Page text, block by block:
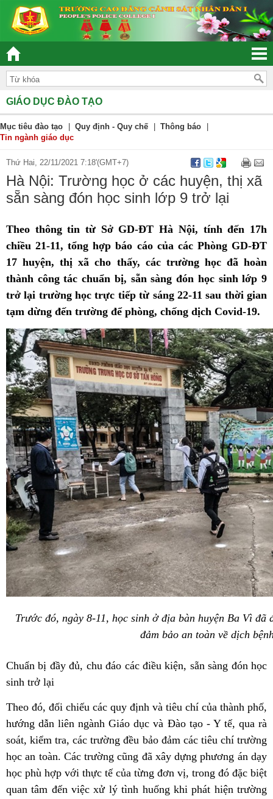
“ĐOÀN KẾT – DÂN CHỦ - KỶ CƯƠNG – TRÁCH NHIỆM
GIÁO DỤC ĐÀO TẠO
Mục tiêu đào tạo Quy định - Quy chế Thông báo
Tin ngành giáo dục
Thứ Hai, 22/11/2021 7:18'(GMT+7)
Hà Nội: Trường học ở các huyện, thị xã
sẵn sàng đón học sinh lớp 9 trở lại
Theo thông tin từ Sở GD-ĐT Hà Nội, tính đến 17h
chiều 21-11, tổng hợp báo cáo của các Phòng GD-ĐT
17 huyện, thị xã cho thấy, các trường học đã hoàn
thành công tác chuẩn bị, sẵn sàng đón học sinh lớp 9
trở lại trường học trực tiếp từ sáng 22-11 sau thời gian
tạm dừng đến trường để phòng, chống dịch Covid-19.
Trước đó, ngày 8-11, học sinh ở địa bàn huyện Ba Vì
đảm bảo an toàn về dịch
Chuẩn bị đầy đủ, chu đáo các điều kiện, sẵn sàng đón học
sinh trở lại
Theo đó, đối chiếu các quy định và tiêu chí của thành phố,
hướng dẫn liên ngành Giáo dục và Đào tạo - Y tế, qua rà
soát, kiểm tra, các trường đều bảo đảm các tiêu chí trường
học an toàn. Các trường cũng đã xây dựng phương án dạy
học phù hợp với thực tế của từng đơn vị, trong đó đặc biệt
quan tâm đến việc xử lý tình huống khi phát hiện trường